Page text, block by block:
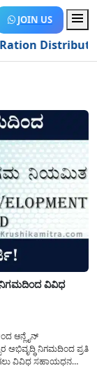
JOIN US
Distribution-
ನಿಗಮದಿಂದ ವಿವಿಧ
ಆನ್ಲೈನ್
ಅಭಿವೃದ್ಧಿ ನಿಗಮದಿಂದ ಪ್ರತಿ
ವಿವಿಧ ಸಹಾಯಧನ